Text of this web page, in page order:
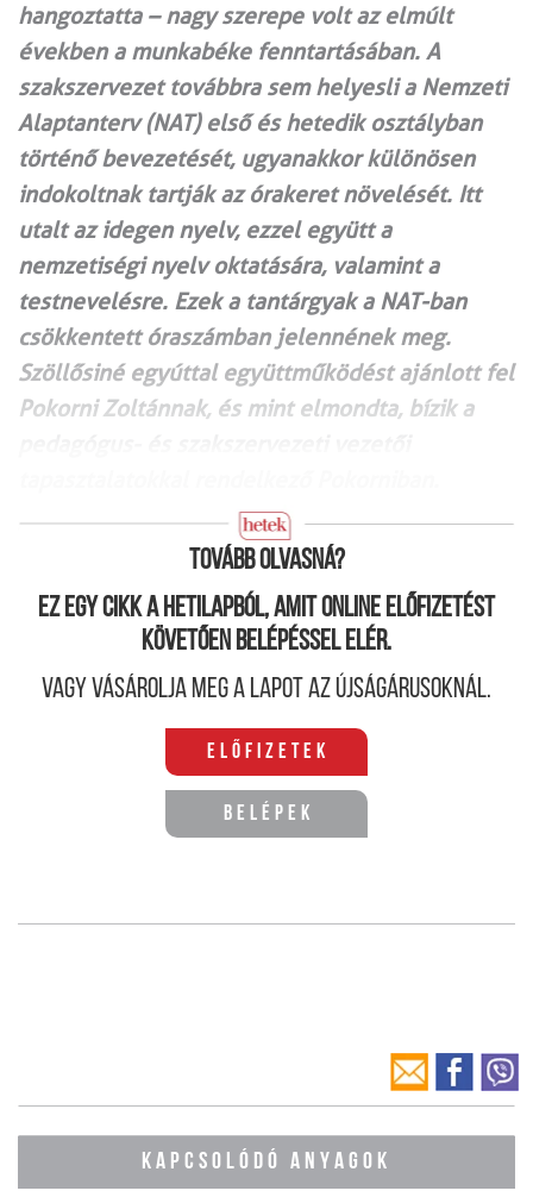
hangoztatta – nagy szerepe volt az elmúlt
években a munkabéke fenntartásában. A
szakszervezet továbbra sem helyesli a Nemzeti
Alaptanterv (NAT) első és hetedik osztályban
történő bevezetését, ugyanakkor különösen
indokoltnak tartják az órakeret növelését. Itt
utalt az idegen nyelv, ezzel együtt a
nemzetiségi nyelv oktatására, valamint a
testnevelésre. Ezek a tantárgyak a NAT-ban
csökkentett óraszámban jelennének meg.
Szöllősiné egyúttal együttműködést ajánlott fel
Pokorni Zoltánnak, és mint elmondta, bízik a
Tovább olvasná?
Ez egy cikk a hetilapból, amit online előfizetést
követően belépéssel elér.
Vagy vásárolja meg a lapot az újságárusoknál.
Előfizetek
Belépek
KAPCSOLÓDÓ ANYAGOK